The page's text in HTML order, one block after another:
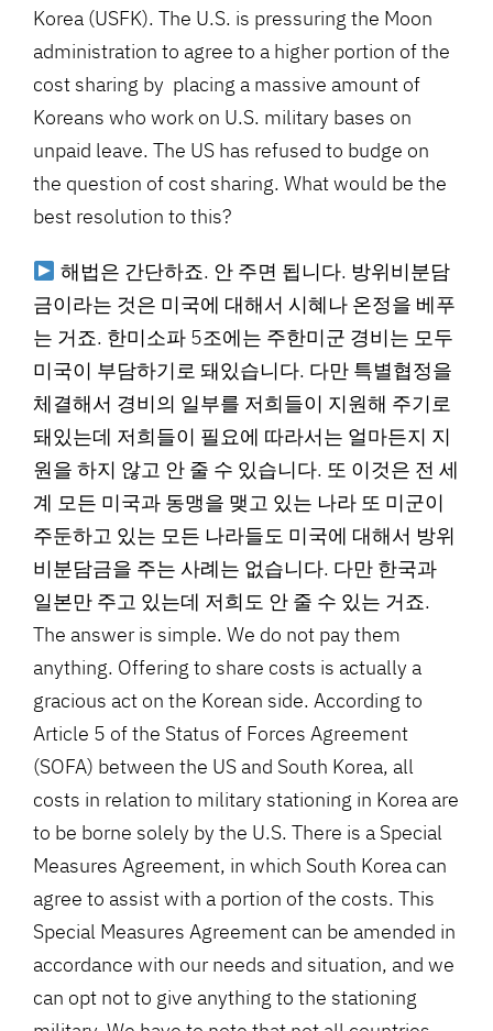
Korea (USFK). The U.S. is pressuring the Moon
administration to agree to a higher portion of the
cost sharing by placing a massive amount of
Koreans who work on U.S. military bases on
unpaid leave. The US has refused to budge on
the question of cost sharing. What would be the
best resolution to this?
해법은 간단하죠. 안 주면 됩니다. 방위비분담
금이라는 것은 미국에 대해서 시혜나 온정을 베푸
는 거죠. 한미소파 5조에는 주한미군 경비는 모두
미국이 부담하기로 돼있습니다. 다만 특별협정을
체결해서 경비의 일부를 저희들이 지원해 주기로
돼있는데 저희들이 필요에 따라서는 얼마든지 지
원을 하지 않고 안 줄 수 있습니다. 또 이것은 전 세
계 모든 미국과 동맹을 맺고 있는 나라 또 미군이
주둔하고 있는 모든 나라들도 미국에 대해서 방위
비분담금을 주는 사례는 없습니다. 다만 한국과
일본만 주고 있는데 저희도 안 줄 수 있는 거죠.
The answer is simple. We do not pay them
anything. Offering to share costs is actually a
gracious act on the Korean side. According to
Article 5 of the Status of Forces Agreement
(SOFA) between the US and South Korea, all
costs in relation to military stationing in Korea are
to be borne solely by the U.S. There is a Special
Measures Agreement, in which South Korea can
agree to assist with a portion of the costs. This
Special Measures Agreement can be amended in
accordance with our needs and situation, and we
can opt not to give anything to the stationing